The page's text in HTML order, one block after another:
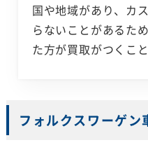
国や地域があり、カ
らないことがあるた
た方が買取がつくこ
フォルクスワーゲン